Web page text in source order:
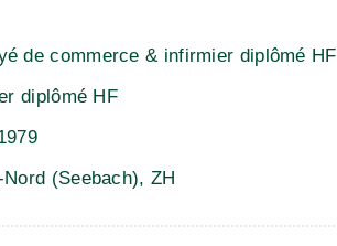
de commerce & infirmier diplômé HF
diplômé HF
(Seebach), ZH